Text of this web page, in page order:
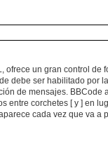
ofrece un gran control de
debe ser habilitado por
de mensajes. BBCode
entre corchetes [ y ] en
cada vez que va a